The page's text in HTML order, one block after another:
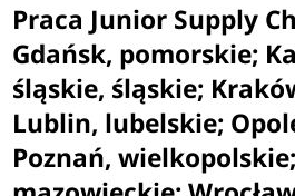
Praca Junior Supply
Gdańsk, pomorskie;
śląskie, śląskie;
Lublin, lubelskie;
Poznań,